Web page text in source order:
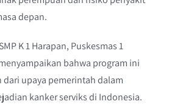
depan.
K 1 Harapan, Puskesmas 1
bahwa program ini
dari upaya pemerintah dalam
kanker serviks di Indonesia.